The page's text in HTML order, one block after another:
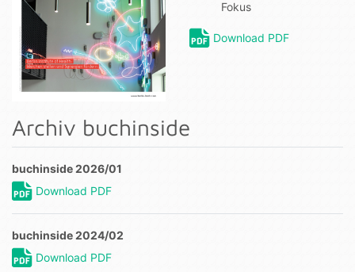
Fokus
Download PDF
Archiv buchinside
buchinside 2026/01
Download PDF
buchinside 2024/02
Download PDF